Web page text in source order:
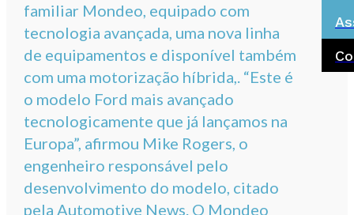
familiar Mondeo, equipado com
tecnologia avançada, uma nova linha
de equipamentos e disponível também
com uma motorização híbrida,. “Este é
o modelo Ford mais avançado
tecnologicamente que já lançamos na
Europa”, afirmou Mike Rogers, o
engenheiro responsável pelo
desenvolvimento do modelo, citado
pela Automotive News. O Mondeo